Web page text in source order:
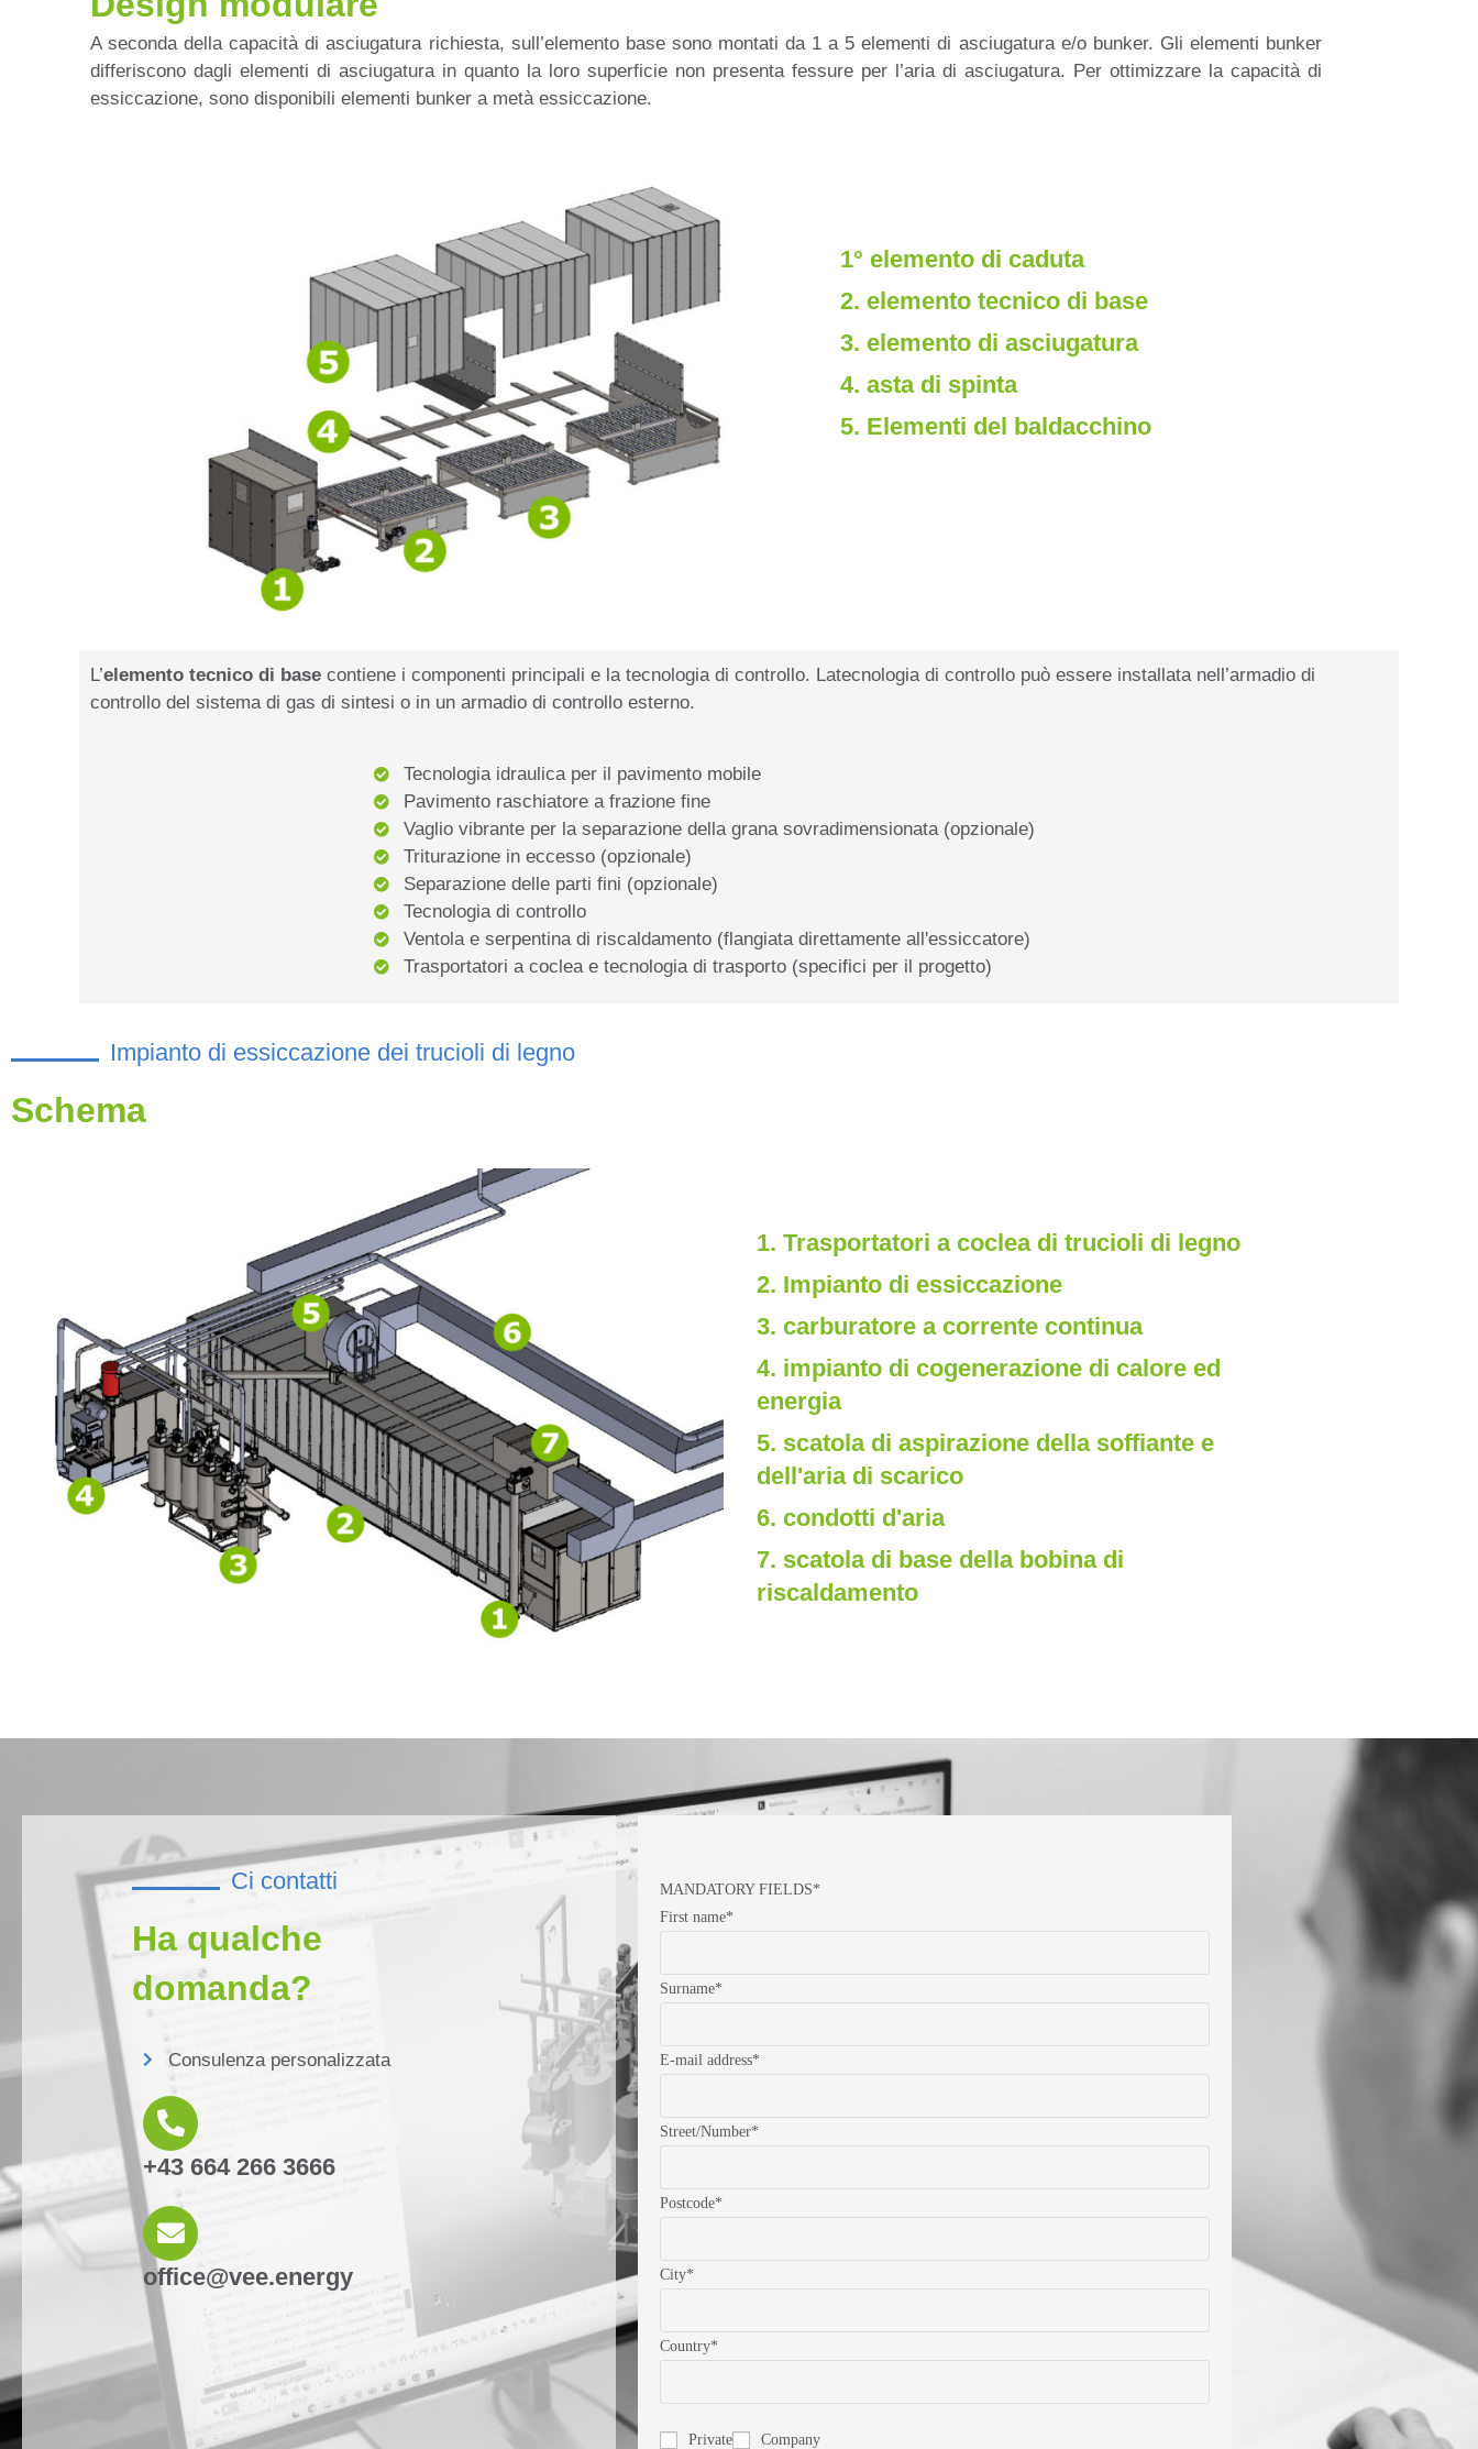
A seconda della capacità di asciugatura richiesta, sull’elemento base sono montati da 1 a 5 elementi di asciugatura e/o bunker. Gli elementi bunker
differiscono dagli elementi di asciugatura in quanto la loro superficie non presenta fessure per l’aria di asciugatura. Per ottimizzare la capacità di
essiccazione, sono disponibili elementi bunker a metà essiccazione.
1° elemento di caduta
2. elemento tecnico di base
3. elemento di asciugatura
4. asta di spinta
5. Elementi del baldacchino
L’elemento tecnico di base contiene i componenti principali e la tecnologia di controllo. Latecnologia di controllo può essere installata nell’armadio di
controllo del sistema di gas di sintesi o in un armadio di controllo esterno.
Tecnologia idraulica per il pavimento mobile
Pavimento raschiatore a frazione fine
Vaglio vibrante per la separazione della grana sovradimensionata (opzionale)
Triturazione in eccesso (opzionale)
Separazione delle parti fini (opzionale)
Tecnologia di controllo
Ventola e serpentina di riscaldamento (flangiata direttamente all'essiccatore)
Trasportatori a coclea e tecnologia di trasporto (specifici per il progetto)
Impianto di essiccazione dei trucioli di legno
Schema
1. Trasportatori a coclea di trucioli di legno
2. Impianto di essiccazione
3. carburatore a corrente continua
4. impianto di cogenerazione di calore ed
energia
5. scatola di aspirazione della soffiante e
dell'aria di scarico
6. condotti d'aria
7. scatola di base della bobina di
riscaldamento
Ci contatti
Ha qualche
domanda?
Consulenza personalizzata
+43 664 266 3666
office@vee.energy
MANDATORY FIELDS*
First name*
Surname*
E-mail address*
Street/Number*
Postcode*
City*
Country*
Private Company